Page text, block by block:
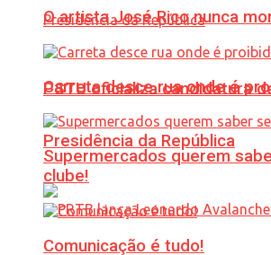
PSTU oficializa candidatura
Presidência da República
O artista José Rico nunca
Carreta desce rua onde é
Supermercados querem
clube!
Comunicação é tudo!